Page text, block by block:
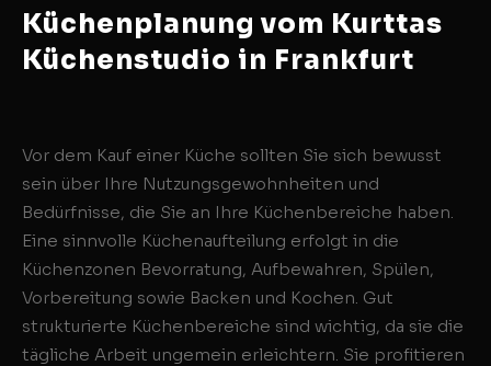
Küchenplanung vom Kurttas
Küchenstudio in Frankfurt
Vor dem Kauf einer Küche sollten Sie sich bewusst
sein über Ihre Nutzungsgewohnheiten und
Bedürfnisse, die Sie an Ihre Küchenbereiche haben.
Eine sinnvolle Küchenaufteilung erfolgt in die
Küchenzonen Bevorratung, Aufbewahren, Spülen,
Vorbereitung sowie Backen und Kochen. Gut
strukturierte Küchenbereiche sind wichtig, da sie die
tägliche Arbeit ungemein erleichtern. Sie profitieren